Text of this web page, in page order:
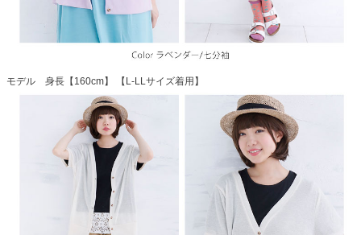
モデル 身長【160cm】 【L-LLサイズ着用】